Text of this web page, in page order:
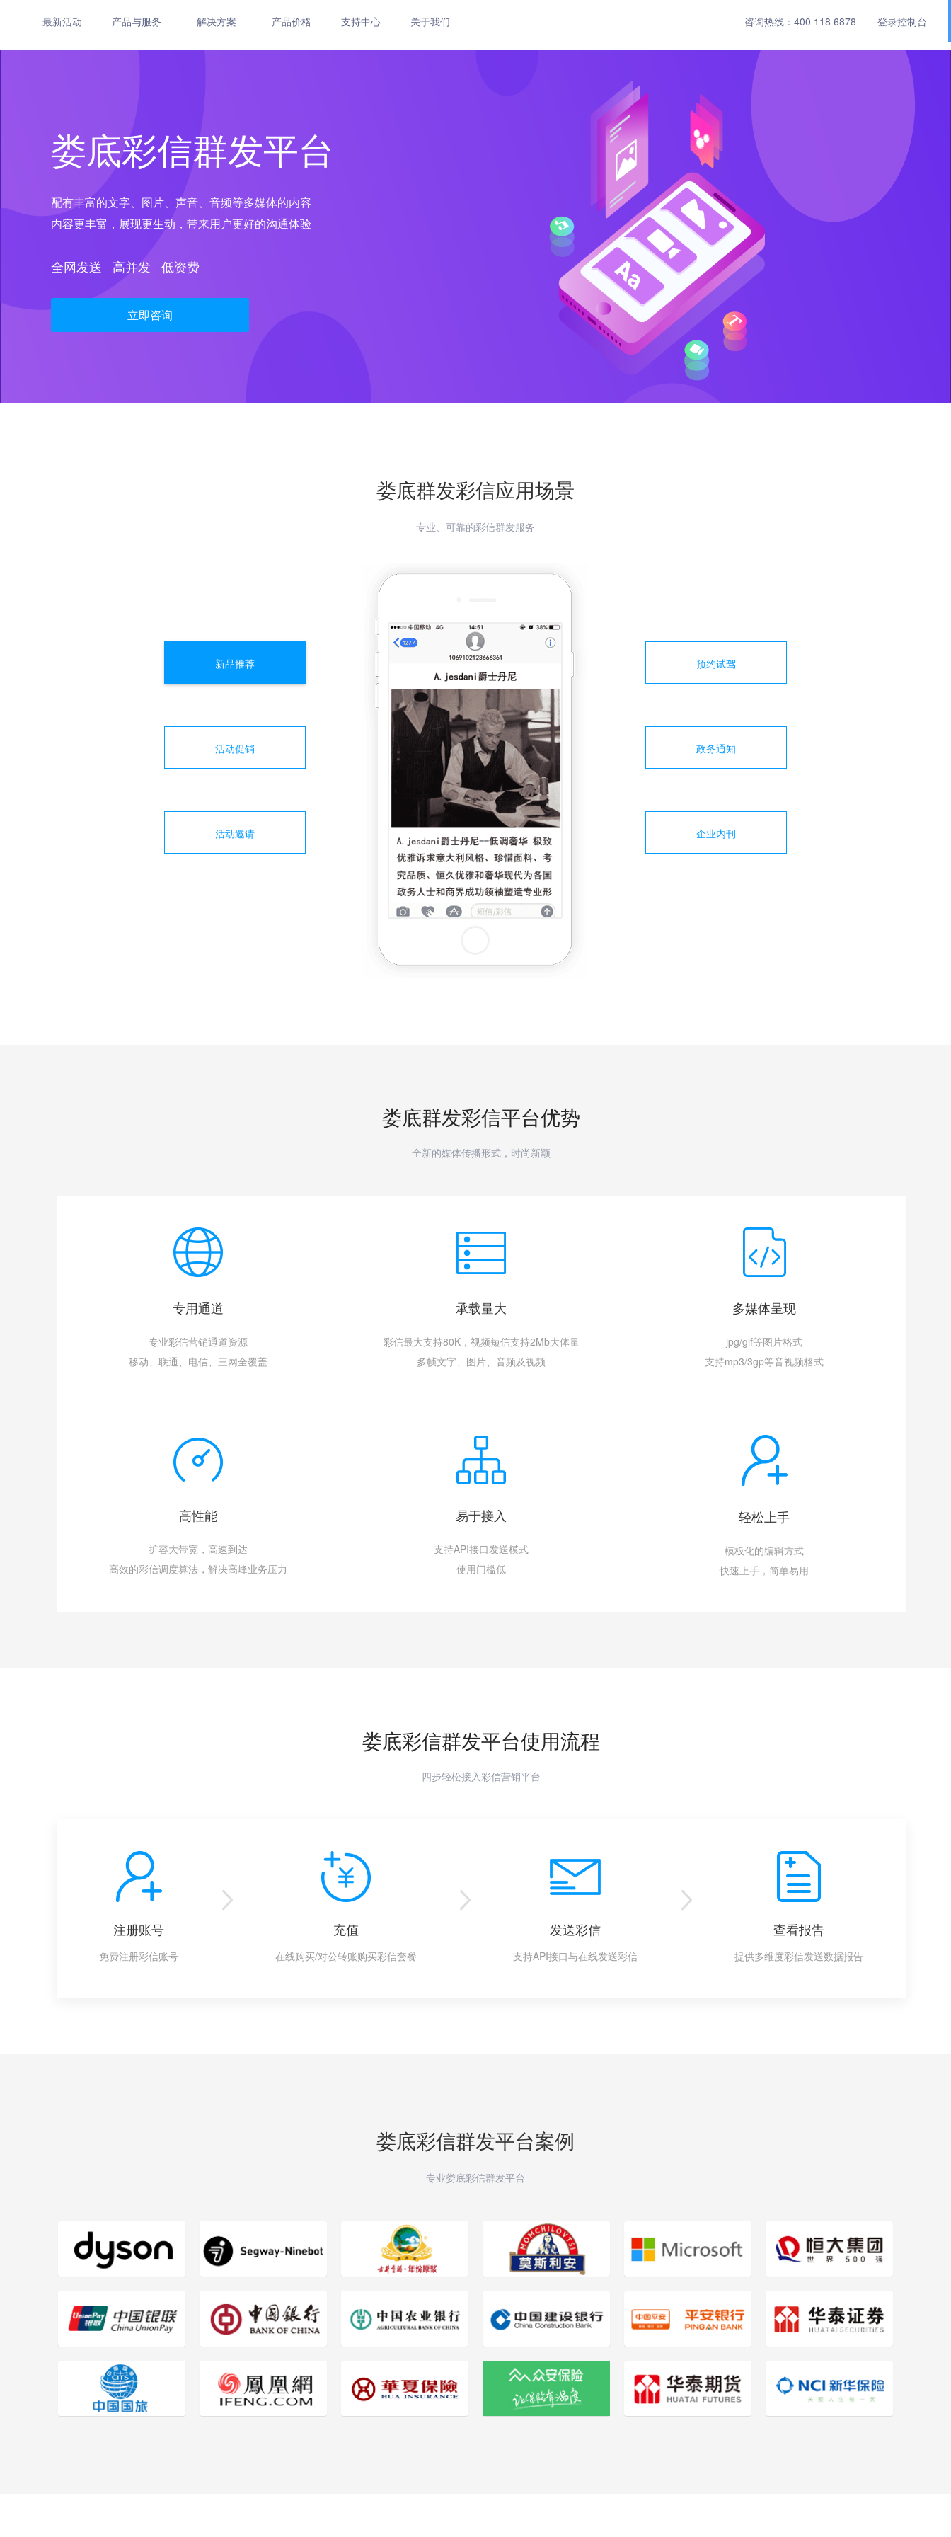
最新活动 产品与服务 解决方案 产品价格 支持中心 关于我们 咨询热线： 400 118 6878 登录控制台
娄底彩信群发平台
配有丰富的文字、图片、声音、音频等多媒体的内容
内容更丰富，展现更生动，带来用户更好的沟通体验
全网发送 高并发 低资费
立即咨询
娄底群发彩信应用场景
专业、可靠的彩信群发服务
新品推荐
活动促销
活动邀请
预约试驾
政务通知
企业内刊
娄底群发彩信平台优势
全新的媒体传播形式，时尚新颖
专用通道
专业彩信营销通道资源
移动、联通、电信、三网全覆盖
承载量大
彩信最大支持80K，视频短信支持2Mb大体量
多帧文字、图片、音频及视频
多媒体呈现
jpg/gif等图片格式
支持mp3/3gp等音视频格式
高性能
扩容大带宽，高速到达
高效的彩信调度算法，解决高峰业务压力
易于接入
支持API接口发送模式
使用门槛低
轻松上手
模板化的编辑方式
快速上手，简单易用
娄底彩信群发平台使用流程
四步轻松接入彩信营销平台
注册账号
免费注册彩信账号
充值
在线购买/对公转账购买彩信套餐
发送彩信
支持API接口与在线发送彩信
查看报告
提供多维度彩信发送数据报告
娄底彩信群发平台案例
专业娄底彩信群发平台